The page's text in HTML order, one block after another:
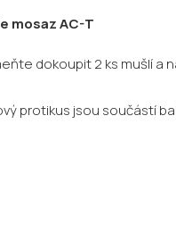
mosaz AC-T
dokoupit 2 ks mušlí a
protikus jsou součástí